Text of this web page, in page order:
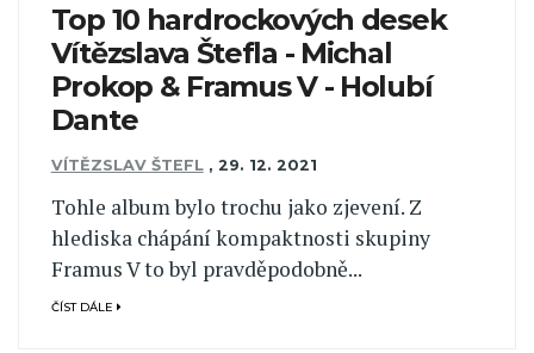
Top 10 hardrockových desek
Vítězslava Štefla - Michal
Prokop & Framus V - Holubí
Dante
VÍTĚZSLAV ŠTEFL , 29. 12. 2021
Tohle album bylo trochu jako zjevení. Z
hlediska chápání kompaktnosti skupiny
Framus V to byl pravděpodobně...
ČÍST DÁLE